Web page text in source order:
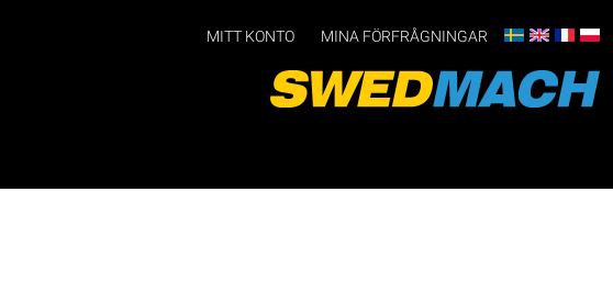
MITT KONTO MINA FÖRFRÅGNINGAR